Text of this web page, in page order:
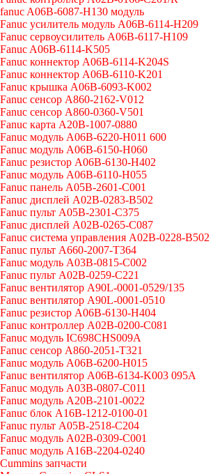
fanuc A06B-6087-H130 модуль
Fanuc усилитель модуль A06B-6114-H209
Fanuc сервоусилитель A06B-6117-H109
Fanuc A06B-6114-K505
Fanuc коннектор A06B-6114-K204S
Fanuc коннектор A06B-6110-K201
Fanuc крышка A06B-6093-K002
Fanuc сенсор A860-2162-V012
Fanuc сенсор A860-0360-V501
Fanuc карта A20B-1007-0880
Fanuc модуль A06B-6220-H011 600
Fanuc модуль A06B-6150-H060
Fanuc резистор A06B-6130-H402
Fanuc модуль A06B-6110-H055
Fanuc панель A05B-2601-C001
Fanuc дисплей A02B-0283-B502
Fanuc пульт A05B-2301-C375
Fanuc дисплей A02B-0265-C087
Fanuc система управления A02B-0228-B502
Fanuc пульт A660-2007-T364
Fanuc модуль A03B-0815-C002
Fanuc пульт A02B-0259-C221
Fanuc вентилятор A90L-0001-0529/135
Fanuc вентилятор A90L-0001-0510
Fanuc резистор A06B-6130-H404
Fanuc контроллер A02B-0200-C081
Fanuc модуль IC698CHS009A
Fanuc сенсор A860-2051-T321
Fanuc модуль A06B-6200-H015
Fanuc вентилятор A06B-6134-K003 095A
Fanuc модуль A03B-0807-C011
Fanuc модуль A20B-2101-0022
Fanuc блок A16B-1212-0100-01
Fanuc пульт A05B-2518-C204
Fanuc модуль A02B-0309-C001
Fanuc модуль A16B-2204-0240
Cummins запчасти